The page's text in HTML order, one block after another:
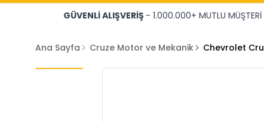
GÜVENLİ ALIŞVERİŞ - 1.000.000+ MUTLU MÜŞTERİ
Ana Sayfa Cruze Motor ve Mekanik Chevrolet